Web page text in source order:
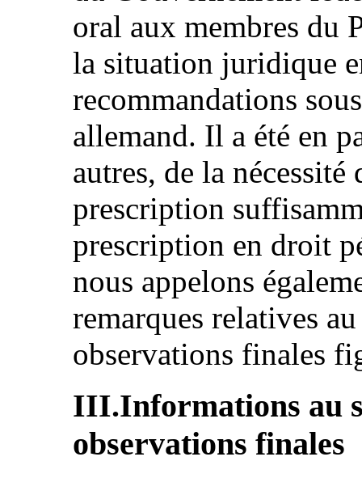
oral aux membres du
la situation juridique
recommandations
allemand. Il a été en
autres, de la
prescription
prescription en droit
nous appelons
remarques relatives
observations finales
III.Informations au
observations finales